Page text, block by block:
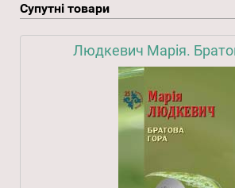
Супутні товари
Людкевич Марія.